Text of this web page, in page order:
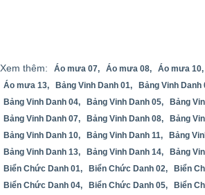
Xem thêm: Áo mưa 07, Áo mưa 08, Áo mưa 10,
Áo mưa 13,
Bảng Vinh Danh 01, Bảng Vinh Danh
Bảng Vinh Danh 04,
Bảng Vinh Danh 05,
Bảng
Bảng Vinh Danh 07,
Bảng Vinh Danh 08,
Bảng
Bảng Vinh Danh 10,
Bảng Vinh Danh 11,
Bảng
Bảng Vinh Danh 13,
Bảng Vinh Danh 14,
Bảng
Biển Chức Danh 01,
Biển Chức Danh 02,
Biển
Biển Chức Danh 04,
Biển Chức Danh 05,
Biển